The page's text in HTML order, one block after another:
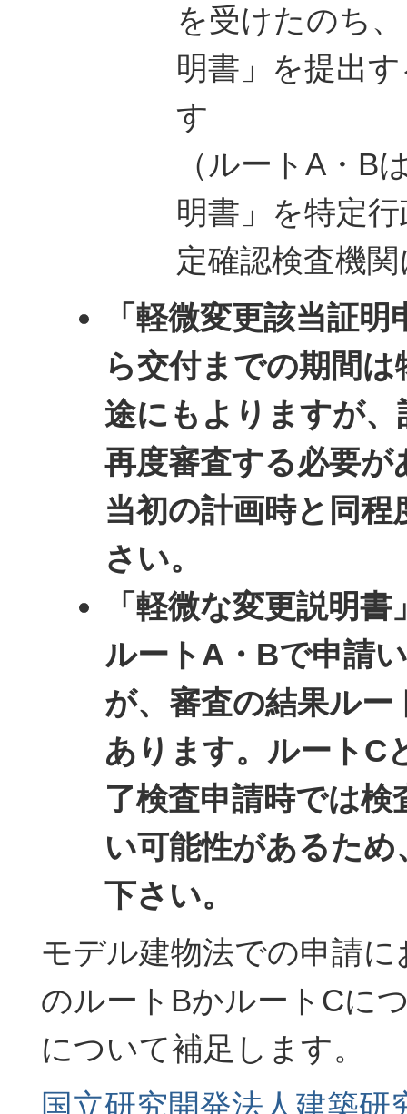
を受けたのち
明書」を提出
す
（ルートA・B
明書」を特定
定確認検査機
「軽微変更該当証
ら交付までの期間
途にもよりますが
再度審査する必要が
当初の計画時と同程
さい。
「軽微な変更説明
ルートA・Bで申請
が、審査の結果ルー
あります。ルートC
了検査申請時では検
い可能性があるた
下さい。
モデル建物法での申請
のルートBかルートCに
について補足します。
国立研究開発法人建築研